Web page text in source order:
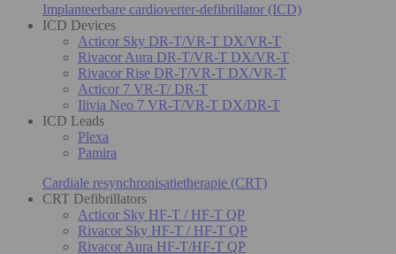
Implanteerbare cardioverter-defibrillator (ICD)
ICD Devices
Acticor Sky DR-T/VR-T DX/VR-T
Rivacor Aura DR-T/VR-T DX/VR-T
Rivacor Rise DR-T/VR-T DX/VR-T
Acticor 7 VR-T/ DR-T
Ilivia Neo 7 VR-T/VR-T DX/DR-T
ICD Leads
Plexa
Pamira
Cardiale resynchronisatietherapie (CRT)
CRT Defibrillators
Acticor Sky HF-T / HF-T QP
Rivacor Sky HF-T / HF-T QP
Rivacor Aura HF-T/HF-T QP